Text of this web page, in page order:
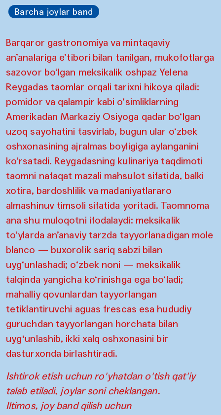
Barcha joylar band
Barqaror gastronomiya va mintaqaviy
an’analariga e’tibori bilan tanilgan, mukofotlarga
sazovor bo‘lgan meksikalik oshpaz Yelena
Reygadas taomlar orqali tarixni hikoya qiladi:
pomidor va qalampir kabi o‘simliklarning
Amerikadan Markaziy Osiyoga qadar bo‘lgan
uzoq sayohatini tasvirlab, bugun ular o‘zbek
oshxonasining ajralmas boyligiga aylanganini
ko‘rsatadi. Reygadasning kulinariya taqdimoti
taomni nafaqat mazali mahsulot sifatida, balki
xotira, bardoshlilik va madaniyatlararo
almashinuv timsoli sifatida yoritadi. Taomnoma
ana shu muloqotni ifodalaydi: meksikalik
to‘ylarda an’anaviy tarzda tayyorlanadigan mole
blanco — buxorolik sariq sabzi bilan
uyg‘unlashadi; o‘zbek noni — meksikalik
talqinda yangicha ko‘rinishga ega bo‘ladi;
mahalliy qovunlardan tayyorlangan
tetiklantiruvchi aguas frescas esa hududiy
guruchdan tayyorlangan horchata bilan
uyg'unlashib, ikki xalq oshxonasini bir
dasturxonda birlashtiradi.
Ishtirok etish uchun ro'yhatdan o'tish qat'iy
talab etiladi, joylar soni cheklangan.
Iltimos, joy band qilish uchun